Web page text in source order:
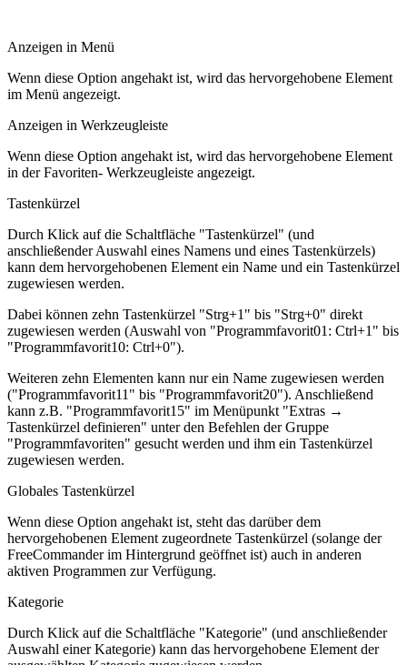
Anzeigen in Menü
Wenn diese Option angehakt ist, wird das hervorgehobene Element
im Menü angezeigt.
Anzeigen in Werkzeugleiste
Wenn diese Option angehakt ist, wird das hervorgehobene Element
in der Favoriten- Werkzeugleiste angezeigt.
Tastenkürzel
Durch Klick auf die Schaltfläche "Tastenkürzel" (und
anschließender Auswahl eines Namens und eines Tastenkürzels)
kann dem hervorgehobenen Element ein Name und ein Tastenkürzel
zugewiesen werden.
Dabei können zehn Tastenkürzel "Strg+1" bis "Strg+0" direkt
zugewiesen werden (Auswahl von "Programmfavorit01: Ctrl+1" bis
"Programmfavorit10: Ctrl+0").
Weiteren zehn Elementen kann nur ein Name zugewiesen werden
("Programmfavorit11" bis "Programmfavorit20"). Anschließend
kann z.B. "Programmfavorit15" im Menüpunkt "Extras →
Tastenkürzel definieren" unter den Befehlen der Gruppe
"Programmfavoriten" gesucht werden und ihm ein Tastenkürzel
zugewiesen werden.
Globales Tastenkürzel
Wenn diese Option angehakt ist, steht das darüber dem
hervorgehobenen Element zugeordnete Tastenkürzel (solange der
FreeCommander im Hintergrund geöffnet ist) auch in anderen
aktiven Programmen zur Verfügung.
Kategorie
Durch Klick auf die Schaltfläche "Kategorie" (und anschließender
Auswahl einer Kategorie) kann das hervorgehobene Element der